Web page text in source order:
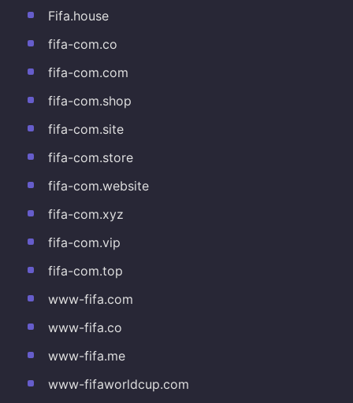
Fifa.house
fifa-com.co
fifa-com.com
fifa-com.shop
fifa-com.site
fifa-com.store
fifa-com.website
fifa-com.xyz
fifa-com.vip
fifa-com.top
www-fifa.com
www-fifa.co
www-fifa.me
www-fifaworldcup.com